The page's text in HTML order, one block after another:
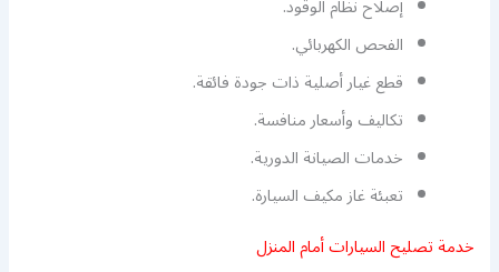
إصلاح نظام الوقود.
الفحص الكهربائي.
قطع غيار أصلية ذات جودة فائقة.
تكاليف وأسعار منافسة.
خدمات الصيانة الدورية.
تعبئة غاز مكيف السيارة.
خدمة تصليح السيارات أمام المنزل